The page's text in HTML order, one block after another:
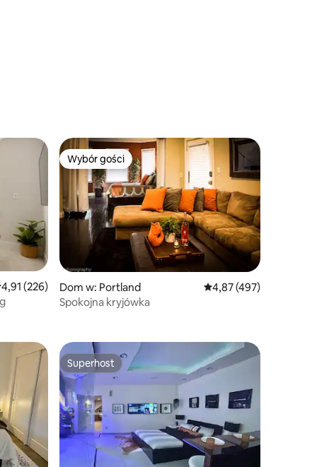
ocena: 4,91 na 5, liczba recenzji: 226
4,91 (226)
Wybór gości
Wybór gości
Dom w: Portland Średnia ocena: 4,87
4,87 (497)
Spokojna kryjówka
Superhost
Superhost